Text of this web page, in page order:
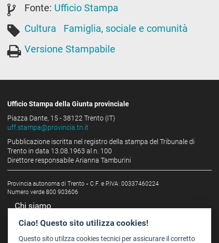
Fonte: Ufficio Stampa
Cultura
Famiglia, sociale e comunità
Versione Stampabile
Ufficio Stampa della Giunta provinciale
Piazza Dante, 15 - 38122 Trento (IT)
uff.stampa@provincia.tn.it
Pubblicazione iscritta nel registro della stampa del Tribunale di
Trento in data 13.08.1963 al n. 100
Direttore responsabile Arianna Tamburini
Provincia autonoma di Trento - C.F. e P.IVA: 00337460224
Numero verde 800 903606
Chi siamo
Redazione
Staff
Ciao! Questo sito utilizza cookies!
Questo sito utilzza cookies tecnici per assicurare il corretto